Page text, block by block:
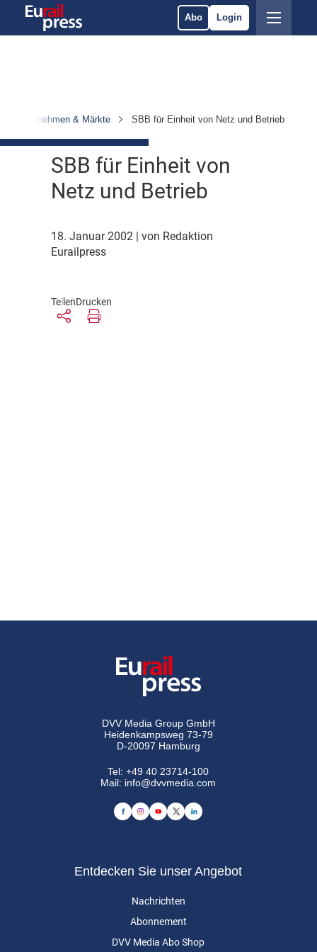
Abo Login
Unternehmen & Märkte SBB für Einheit von Netz und Betrieb
SBB für Einheit von
Netz und Betrieb
18. Januar 2002
| von Redaktion
Eurailpress
TeilenDrucken
DVV Media Group GmbH
Heidenkampsweg 73-79
D-20097 Hamburg
Tel:+49 40 23714-100
Mail: info@dvvmedia.com
Entdecken Sie unser Angebot
Nachrichten
Abonnement
DVV Media Abo Shop